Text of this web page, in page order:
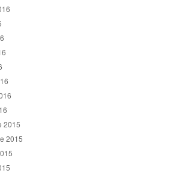
2015
2015